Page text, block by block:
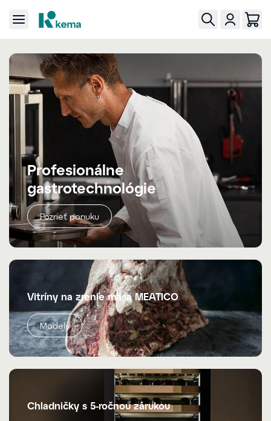
Profesionálne
gastrotechnológie
Pozrieť ponuku
Vitríny na zrenie mäsa MEATICO
Modely
Chladničky s 5-ročnou zárukou